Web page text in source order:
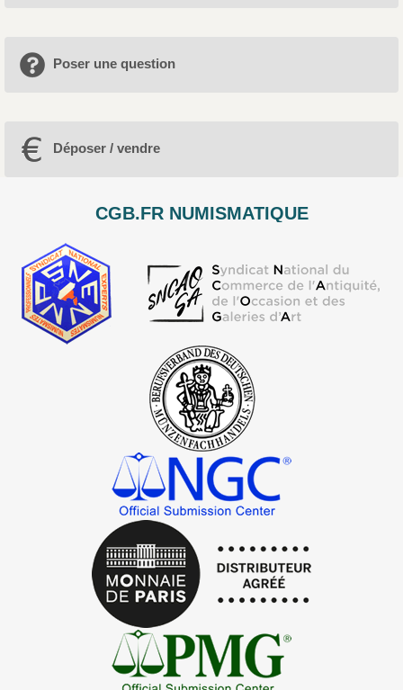
Poser une question
Déposer / vendre
CGB.FR NUMISMATIQUE